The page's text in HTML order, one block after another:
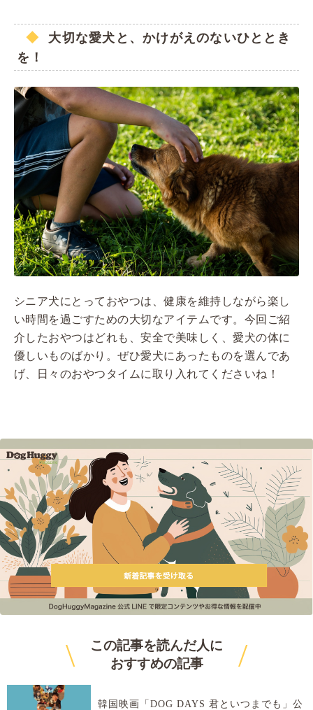
大切な愛犬と、かけがえのないひととき
を！
シニア犬にとっておやつは、健康を維持しながら楽し
い時間を過ごすための大切なアイテムです。今回ご紹
介したおやつはどれも、安全で美味しく、愛犬の体に
優しいものばかり。ぜひ愛犬にあったものを選んであ
げ、日々のおやつタイムに取り入れてくださいね！
\
この記事を読んだ人に
おすすめの記事 /
韓国映画「DOG DAYS 君といつまでも」公